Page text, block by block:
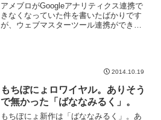
アメブロがGoogleアナリティクス連携で
きなくなっていた件を書いたばかりです
が、ウェブマスターツール連携ができる
2014.10.19
もちぽにょロワイヤル。ありそう
で無かった「ばななみるく」。
もちぽにょ新作は「ばななみるく」。あ